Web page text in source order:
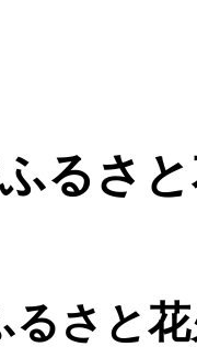
るさ
るさと